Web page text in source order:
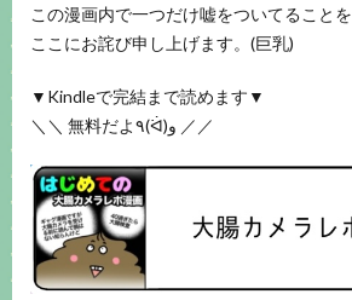
この漫画内で一つだけ嘘をついてることを
ここにお詫び申し上げます。(巨乳)
▼Kindleで完結まで読めます▼
＼＼ 無料だよ٩(ᐛ)و ／／